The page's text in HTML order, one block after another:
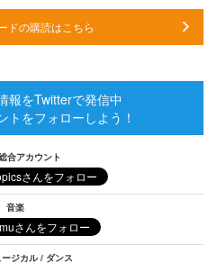
ドの購読はこちら
報をTwitterで発信中
トをフォローしよう！
合アカウント
音楽
ジカル / ダンス